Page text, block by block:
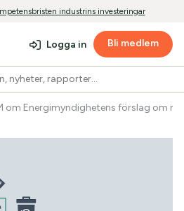
industrins investeringar
Logga in Bli medlem
om Energimyndighetens förslag om